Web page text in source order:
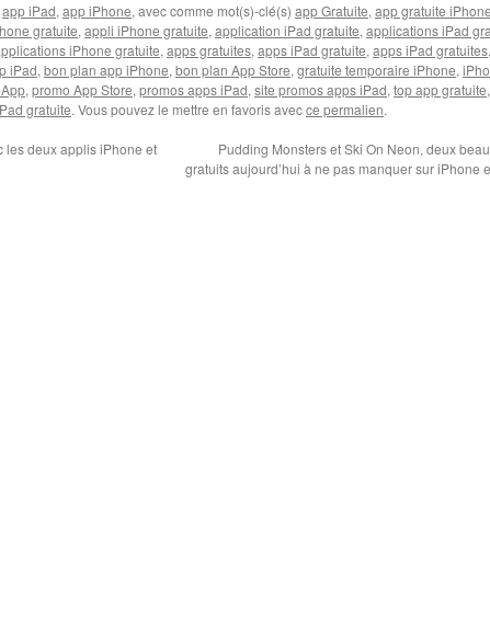
app iPad, app iPhone, avec comme mot(s)-clé(s) app Gratuite, app gratuite
gratuite, appli iPhone gratuite, application iPad gratuite, applications iPad
iPhone gratuite, apps gratuites, apps iPad gratuite, apps iPad gratuites,
iPad, bon plan app iPhone, bon plan App Store, gratuite temporaire iPhone,
, promo App Store, promos apps iPad, site promos apps iPad, top app gratuite,
gratuite. Vous pouvez le mettre en favoris avecce permalien.
les deux applis iPhone et
Pudding Monsters et Ski On Neon, deux
gratuits aujourd’hui à ne pas manquer sur iPhone